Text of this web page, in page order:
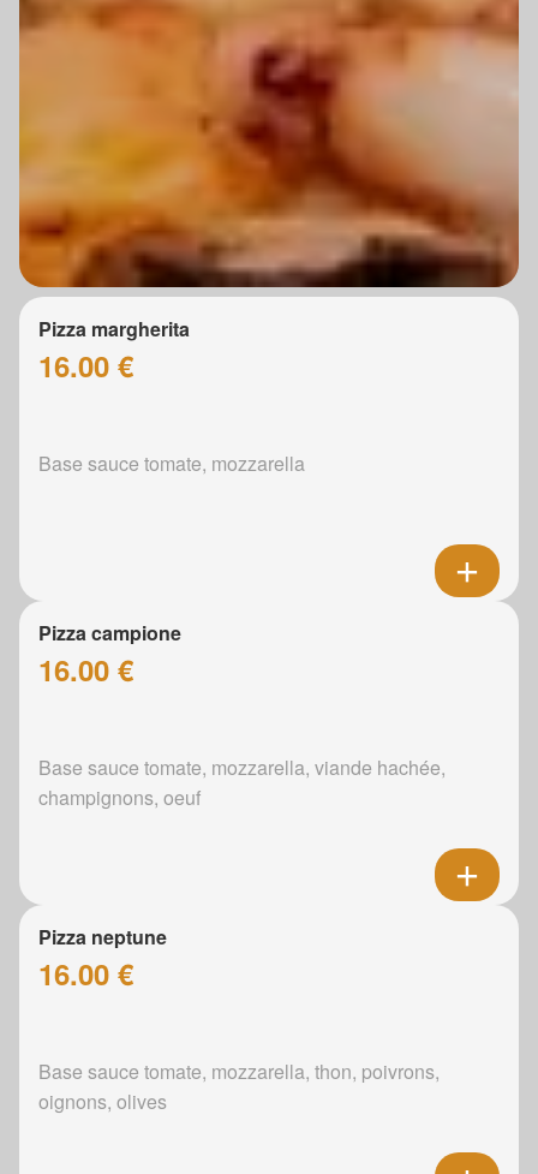
Pizza margherita
16.00 €
Base sauce tomate, mozzarella
Pizza campione
16.00 €
Base sauce tomate, mozzarella, viande hachée,
champignons, oeuf
Pizza neptune
16.00 €
Base sauce tomate, mozzarella, thon, poivrons,
oignons, olives